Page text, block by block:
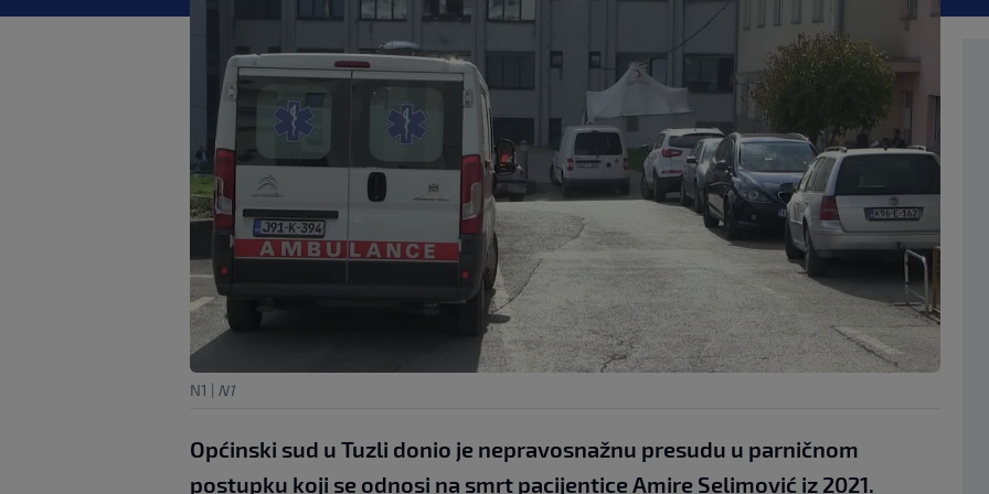
N1 | N1
Općinski sud u Tuzli donio je nepravosnažnu presudu u parničnom
postupku koji se odnosi na smrt pacijentice Amire Selimović iz 2021.